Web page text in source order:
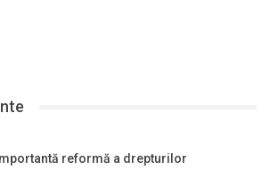
reformă a drepturilor